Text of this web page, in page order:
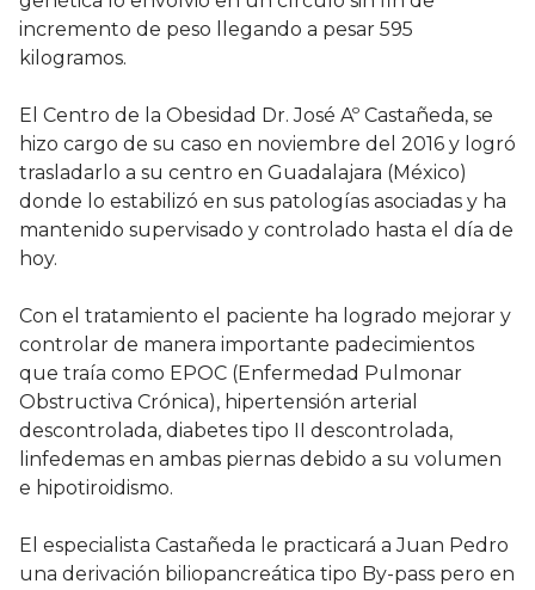
incremento de peso llegando a pesar 595
kilogramos.
El Centro de la Obesidad Dr. José Aº Castañeda, se
hizo cargo de su caso en noviembre del 2016 y logró
trasladarlo a su centro en Guadalajara (México)
donde lo estabilizó en sus patologías asociadas y ha
mantenido supervisado y controlado hasta el día de
hoy.
Con el tratamiento el paciente ha logrado mejorar y
controlar de manera importante padecimientos
que traía como EPOC (Enfermedad Pulmonar
Obstructiva Crónica), hipertensión arterial
descontrolada, diabetes tipo II descontrolada,
linfedemas en ambas piernas debido a su volumen
e hipotiroidismo.
El especialista Castañeda le practicará a Juan Pedro
una derivación biliopancreática tipo By-pass pero en